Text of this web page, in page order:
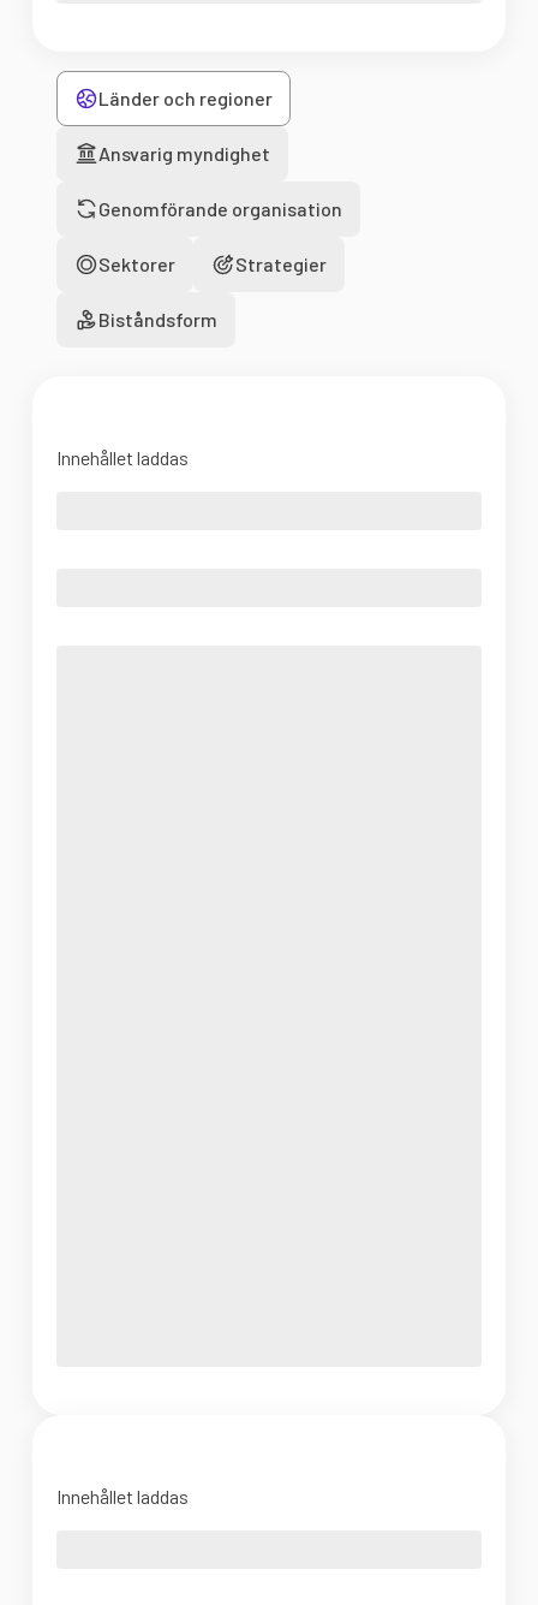
Länder och regioner
Ansvarig myndighet
Genomförande organisation
Sektorer Strategier
Biståndsform
Innehållet laddas
Innehållet laddas